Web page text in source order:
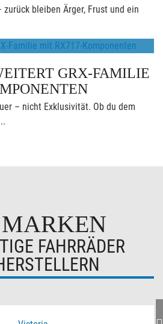
bleiben Ärger, Frust und ein
GRX-FAMILIE
– nicht Exklusivität. Ob du dem
MARKEN
FAHRRÄDER